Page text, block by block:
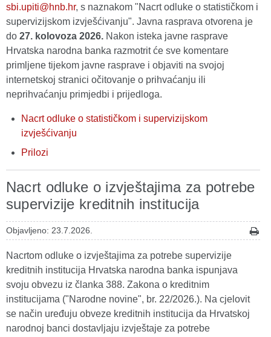
sbi.upiti@hnb.hr, s naznakom "Nacrt odluke o statističkom i
supervizijskom izvješćivanju". Javna rasprava otvorena je
do 27. kolovoza 2026. Nakon isteka javne rasprave
Hrvatska narodna banka razmotrit će sve komentare
primljene tijekom javne rasprave i objaviti na svojoj
internetskoj stranici očitovanje o prihvaćanju ili
neprihvaćanju primjedbi i prijedloga.
Nacrt odluke o statističkom i supervizijskom
izvješćivanju
Prilozi
Nacrt odluke o izvještajima za potrebe
supervizije kreditnih institucija
Objavljeno: 23.7.2026.
Nacrtom odluke o izvještajima za potrebe supervizije
kreditnih institucija Hrvatska narodna banka ispunjava
svoju obvezu iz članka 388. Zakona o kreditnim
institucijama ("Narodne novine", br. 22/2026.). Na cjelovit
se način uređuju obveze kreditnih institucija da Hrvatskoj
narodnoj banci dostavljaju izvještaje za potrebe